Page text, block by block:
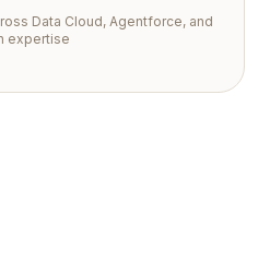
Data Cloud, Agentforce, and
expertise